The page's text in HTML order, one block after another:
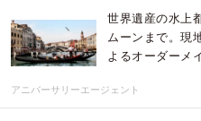
世界遺産の水上
ムーンまで。現
よるオーダーメ
アニバーサリーエージェント